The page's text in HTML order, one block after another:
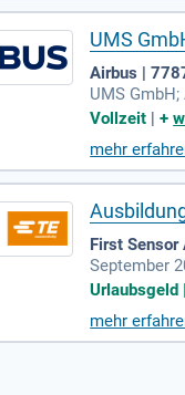
UMS
Airbus |
UMS
herstellen,
Vollzeit |+
mehr
First Sensor
September
n (m/w/d);
Urlaubsgeld
mehr